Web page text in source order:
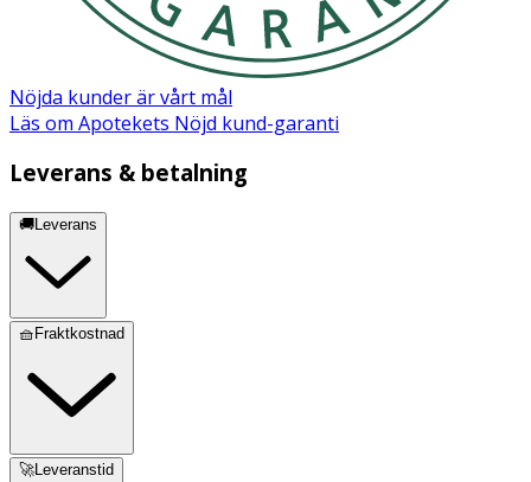
Nöjda kunder är vårt mål
Läs om Apotekets Nöjd kund-garanti
Leverans & betalning
🚚Leverans
🧺Fraktkostnad
🚀Leveranstid